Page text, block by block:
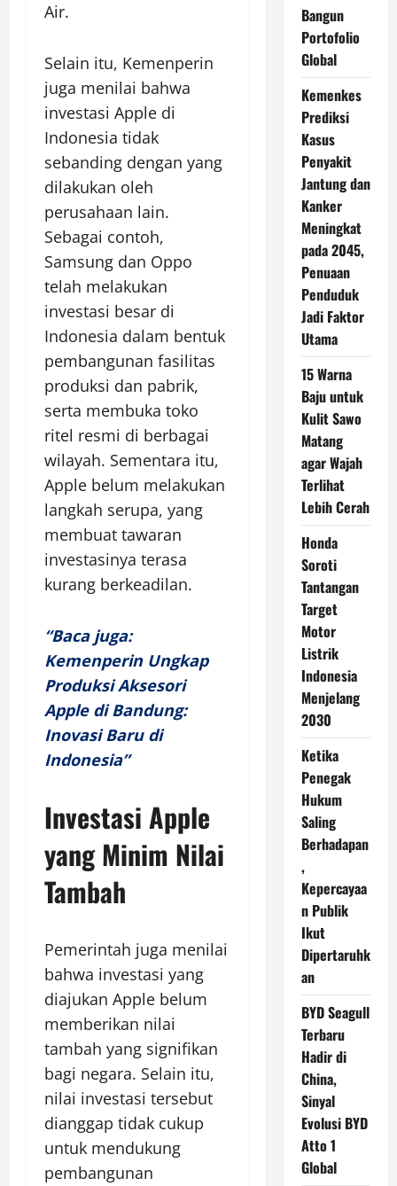
Air.
Selain itu, Kemenperin
juga menilai bahwa
investasi Apple di
Indonesia tidak
sebanding dengan yang
dilakukan oleh
perusahaan lain.
Sebagai contoh,
Samsung dan Oppo
telah melakukan
investasi besar di
Indonesia dalam bentuk
pembangunan fasilitas
produksi dan pabrik,
serta membuka toko
ritel resmi di berbagai
wilayah. Sementara itu,
Apple belum melakukan
langkah serupa, yang
membuat tawaran
investasinya terasa
kurang berkeadilan.
“Baca juga:
Kemenperin Ungkap
Produksi Aksesori
Apple di Bandung:
Inovasi Baru di
Indonesia”
Investasi Apple
yang Minim Nilai
Tambah
Pemerintah juga menilai
bahwa investasi yang
diajukan Apple belum
memberikan nilai
tambah yang signifikan
bagi negara. Selain itu,
nilai investasi tersebut
dianggap tidak cukup
untuk mendukung
pembangunan
Bangun
Portofolio
Global
Kemenkes
Prediksi
Kasus
Penyakit
Jantung dan
Kanker
Meningkat
pada 2045,
Penuaan
Penduduk
Jadi Faktor
Utama
15 Warna
Baju untuk
Kulit Sawo
Matang
agar Wajah
Terlihat
Lebih Cerah
Honda
Soroti
Tantangan
Target
Motor
Listrik
Indonesia
Menjelang
2030
Ketika
Penegak
Hukum
Saling
Berhadapan
,
Kepercayaa
n Publik
Ikut
Dipertaruhk
an
BYD Seagull
Terbaru
Hadir di
China,
Sinyal
Evolusi BYD
Atto 1
Global